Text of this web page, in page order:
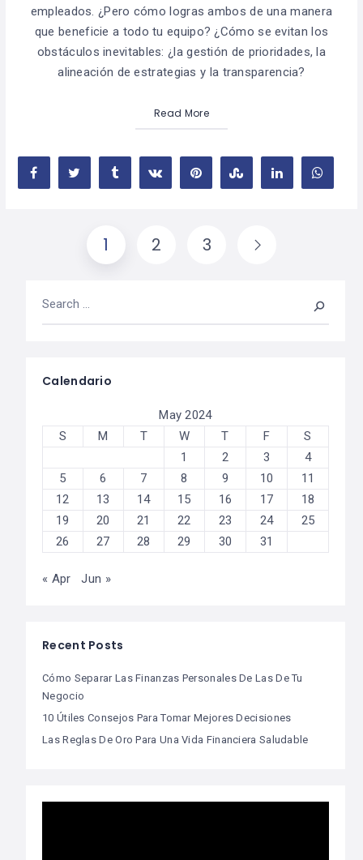
empleados. ¿Pero cómo logras ambos de una manera
que beneficie a todo tu equipo? ¿Cómo se evitan los
obstáculos inevitables: ¿la gestión de prioridades, la
alineación de estrategias y la transparencia?
Read More
1 2 3
Calendario
May 2024
S
M T W T F
S
1
2 3
4
5
6 7 8 9 10
11
12
13 14 15 16 17
18
19
20 21 22 23 24
25
26
27 28 29 30 31
« Apr Jun »
Recent Posts
Cómo Separar Las Finanzas Personales De Las De Tu
Negocio
10 Útiles Consejos Para Tomar Mejores Decisiones
Las Reglas De Oro Para Una Vida Financiera Saludable